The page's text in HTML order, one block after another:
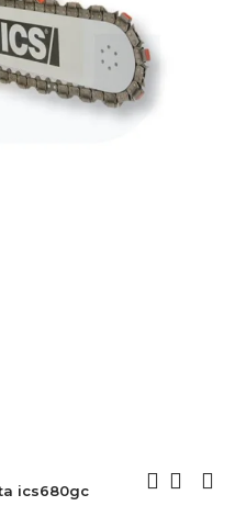
ics680gc